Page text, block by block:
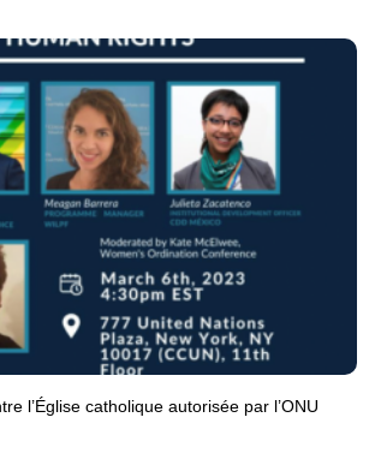
l’Église catholique autorisée par l’ONU